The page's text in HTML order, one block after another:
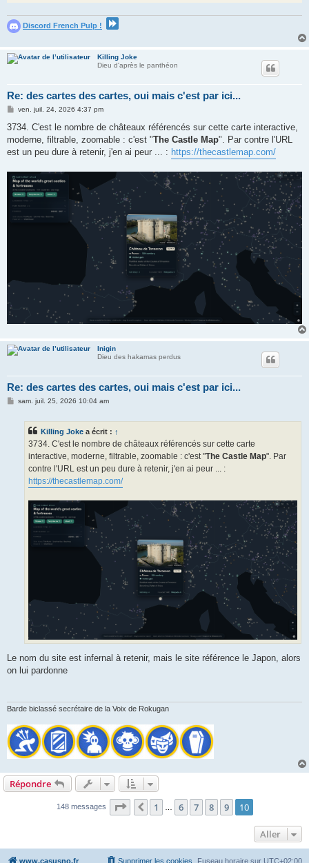
Discord French Pulp !
Killing Joke
Dieu d'après le panthéon
Re: des cartes des cartes, oui mais c'est par ici...
M
s
a
g
ven. juil. 24, 2026 4:37 pm
3734. C'est le nombre de châteaux référencés sur cette carte interactive,
moderne, filtrable, zoomable : c'est "The Castle Map". Par contre l'URL
est un peu dure à retenir, j'en ai peur ... : https://thecastlemap.com/
Inigin
Dieu des hakamas perdus
Re: des cartes des cartes, oui mais c'est par ici...
Msam. juil. 25, 2026 10:04 am
Killing Joke a écrit : ↑
3734. C'est le nombre de châteaux référencés sur cette carte
interactive, moderne, filtrable, zoomable : c'est "The Castle Map". Par
contre l'URL est un peu dure à retenir, j'en ai peur ... :
https://thecastlemap.com/
Le nom du site est infernal à retenir, mais le site référence le Japon, alors
on lui pardonne
Barde biclassé secrétaire de la Voix de Rokugan
Répondre
148 messages Page 10 sur 10
Précédent
1 6 7 8 9 10
Aller
www.casusno.fr Fuseau horaire sur UTC+02:00
Supprimer les cookies